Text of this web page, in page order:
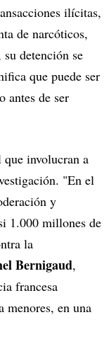
ilícitas,
de narcóticos,
detención se
que puede ser
antes de ser
involucran a
"En el
y
1.000 millones de
la
Bernigaud,
francesa
menores, en una